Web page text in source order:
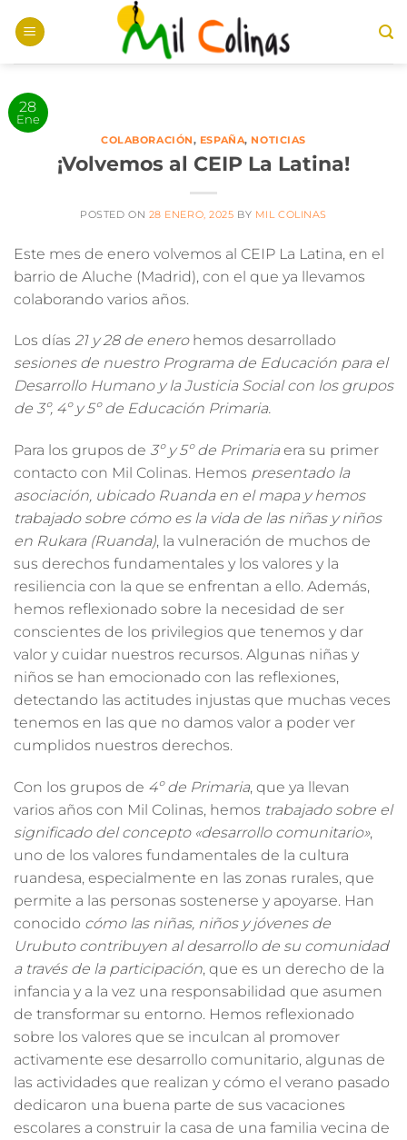
28
Ene
COLABORACIÓN, ESPAÑA, NOTICIAS
¡Volvemos al CEIP La Latina!
POSTED ON 28 ENERO, 2025 BY MIL COLINAS
Este mes de enero volvemos al CEIP La Latina, en el
barrio de Aluche (Madrid), con el que ya llevamos
colaborando varios años.
Los días 21 y 28 de enerohemos desarrollado
sesiones de nuestro Programa de Educación para el
Desarrollo Humano y la Justicia Social con los grupos
de 3º, 4º y 5º de Educación Primaria.
Para los grupos de 3º y 5º de Primariaera su primer
contacto con Mil Colinas. Hemos presentado la
asociación, ubicado Ruanda en el mapa y hemos
trabajado sobre cómo es la vida de las niñas y niños
en Rukara (Ruanda), la vulneración de muchos de
sus derechos fundamentales y los valores y la
resiliencia con la que se enfrentan a ello. Además,
hemos reflexionado sobre la necesidad de ser
conscientes de los privilegios que tenemos y dar
valor y cuidar nuestros recursos. Algunas niñas y
niños se han emocionado con las reflexiones,
detectando las actitudes injustas que muchas veces
tenemos en las que no damos valor a poder ver
cumplidos nuestros derechos.
Con los grupos de 4º de Primaria, que ya llevan
varios años con Mil Colinas, hemos trabajado sobre el
significado del concepto «desarrollo comunitario»,
uno de los valores fundamentales de la cultura
ruandesa, especialmente en las zonas rurales, que
permite a las personas sostenerse y apoyarse. Han
conocido cómo las niñas, niños y jóvenes de
Urubuto contribuyen al desarrollo de su comunidad
a través de la participación, que es un derecho de la
infancia y a la vez una responsabilidad que asumen
de transformar su entorno. Hemos reflexionado
sobre los valores que se inculcan al promover
activamente ese desarrollo comunitario, algunas de
las actividades que realizan y cómo el verano pasado
dedicaron una buena parte de sus vacaciones
escolares a construir la casa de una familia vecina de